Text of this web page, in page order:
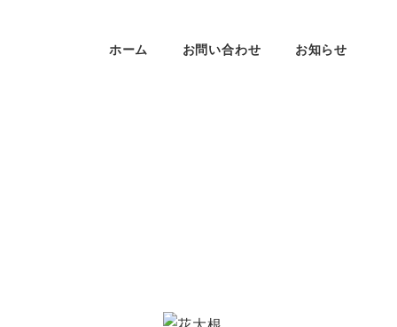
ホーム お問い合わせ お知らせ